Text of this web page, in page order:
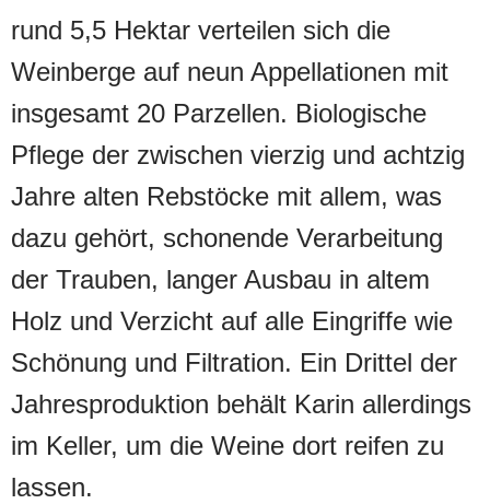
rund 5,5 Hektar verteilen sich die
Weinberge auf neun Appellationen mit
insgesamt 20 Parzellen. Biologische
Pflege der zwischen vierzig und achtzig
Jahre alten Rebstöcke mit allem, was
dazu gehört, schonende Verarbeitung
der Trauben, langer Ausbau in altem
Holz und Verzicht auf alle Eingriffe wie
Schönung und Filtration. Ein Drittel der
Jahresproduktion behält Karin allerdings
im Keller, um die Weine dort reifen zu
lassen.